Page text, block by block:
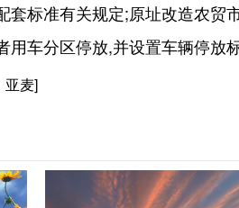
套标准有关规定;原址改造农贸
车分区停放,并设置车辆停放标
亚麦]